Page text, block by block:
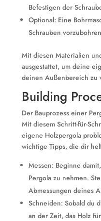
Befestigen der
Optional: Eine
Schrauben vorzubohren
Mit diesen Materialien
ausgestattet, um deine
deinen Außenbereich zu
Building
Der Bauprozess einer
Mit diesem Schritt-für-
eigene Holzpergola
wichtige Tipps, die dir
Messen: Beginne
Pergola zu nehmen.
Abmessungen deines
Schneiden: Sobald du
an der Zeit, das Holz